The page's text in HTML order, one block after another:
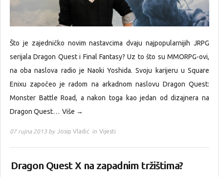
Što je zajedničko novim nastavcima dvaju najpopularnijih JRPG
serijala Dragon Quest i Final Fantasy? Uz to što su MMORPG-ovi,
na oba naslova radio je Naoki Yoshida. Svoju karijeru u Square
Enixu započeo je radom na arkadnom naslovu Dragon Quest:
Monster Battle Road, a nakon toga kao jedan od dizajnera na
Dragon Quest… Više →
07 rujna 2013 by Josip Vladić in Vijesti
Dragon Quest X na zapadnim tržištima?